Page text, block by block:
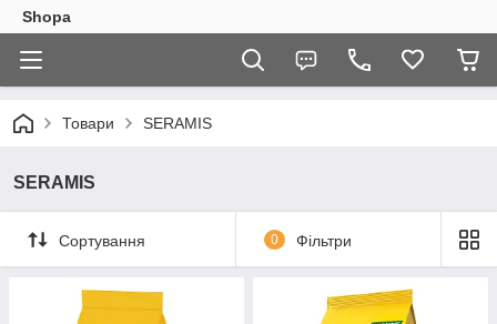
Shopa
Товари SERAMIS
SERAMIS
Сортування 0 Фільтри